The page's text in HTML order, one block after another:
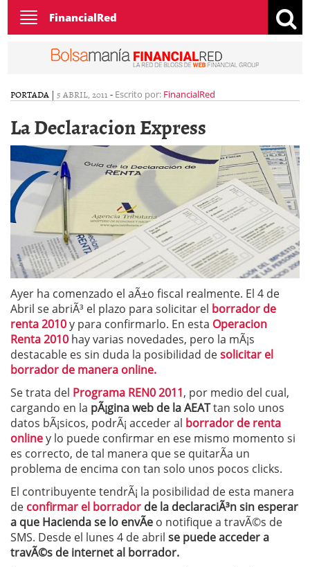
Toggle
navigation
FinancialRed
PORTADA | 5 ABRIL, 2011 - Escrito por: FinancialRed
La Declaracion Express
Ayer ha comenzado el aÃ±o fiscal realmente. El 4 de
Abril se abriÃ³ el plazo para solicitar el borrador de
renta 2010y para confirmarlo. En esta Operacion
Renta 2010 hay varias novedades, pero la mÃ¡s
destacable es sin duda la posibilidad desolicitar el
borrador de manera online.
Se trata del Programa REN0 2011, por medio del cual,
cargando en la pÃ¡gina web de la AEATtan solo unos
datos bÃ¡sicos, podrÃ¡ acceder al borrador de renta
onliney lo puede confirmar en ese mismo momento si
es correcto, de tal manera que se quitarÃ­a un
problema de encima con tan solo unos pocos clicks.
El contribuyente tendrÃ¡ la posibilidad de esta manera
de confirmar el borrador de la declaraciÃ³n sin esperar
a que Hacienda se lo envÃ­e o notifique a travÃ©s de
SMS. Desde el lunes 4 de abril se puede acceder a
travÃ©s de internet al borrador.